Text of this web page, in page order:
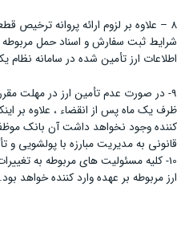
8 – علاوه بر لزوم ارائه پروانه
شرایط ثبت سفارش و اسناد حمل مربوطه
اطلاعات ارز تأمین شده در سامانه نظام
9- در صورت عدم تأمین ارز در مهلت
ظرف یک ماه پس از انقضاء ، علاوه بر
کننده وجود نخواهد داشت آن بانک
قانونی به مدیریت مبارزه با پولشویی
10- کلیه مسئولیت های مربوطه به
ارز مربوطه بر عهده وارد کننده خواهد بود.